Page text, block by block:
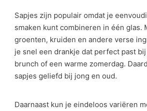
Sapjes zijn populair omdat je
smaken kunt combineren in één glas.
groenten, kruiden en andere verse
je snel een drankje dat perfect past
brunch of een warme zomerdag.
sapjes geliefd bij jong en oud.
Daarnaast kun je eindeloos variëren